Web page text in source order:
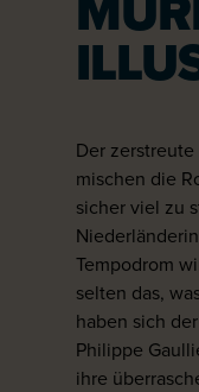
Der
mischen die
sicher viel zu
Tempodrom
selten das,
haben sich
Philippe
ihre